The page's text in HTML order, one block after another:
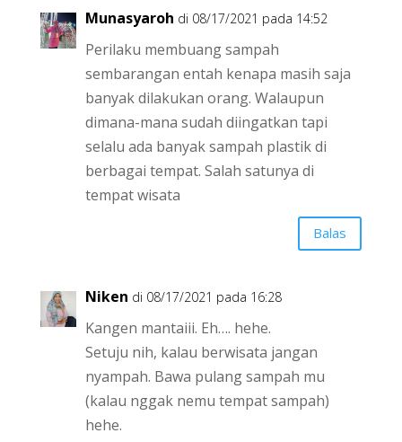
Munasyaroh di 08/17/2021 pada 14:52
Perilaku membuang sampah
sembarangan entah kenapa masih saja
banyak dilakukan orang. Walaupun
dimana-mana sudah diingatkan tapi
selalu ada banyak sampah plastik di
berbagai tempat. Salah satunya di
tempat wisata
Balas
Niken di 08/17/2021 pada 16:28
Kangen mantaiii. Eh…. hehe.
Setuju nih, kalau berwisata jangan
nyampah. Bawa pulang sampah mu
(kalau nggak nemu tempat sampah)
hehe.